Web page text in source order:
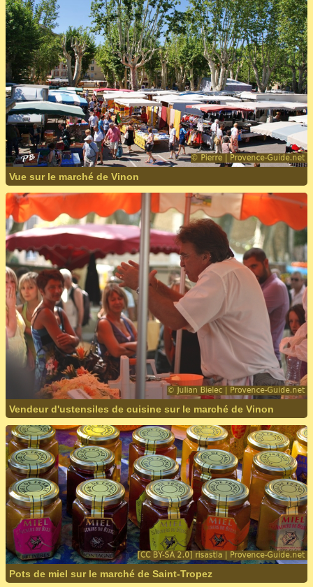
Vue sur le marché de Vinon
Vendeur d'ustensiles de cuisine sur le marché de Vinon
Pots de miel sur le marché de Saint-Tropez